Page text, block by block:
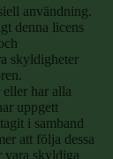
användning.
denna licens
skyldigheter
har alla
uppgett
i samband
att följa dessa
vara skyldiga